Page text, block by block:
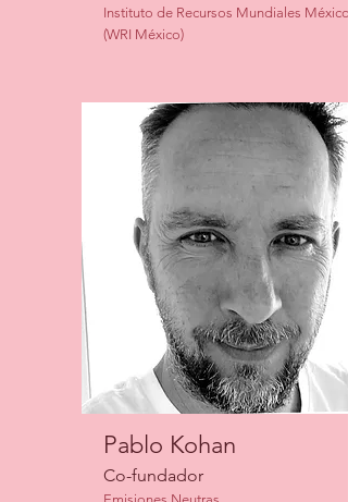
Instituto de Recursos Mundiales México
(WRI México)
Pablo Kohan
Co-fundador